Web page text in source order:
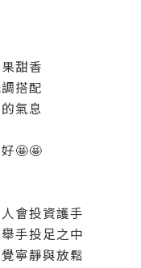
甜香
搭配
氣息
🤩🤩
會投資護手
手投足之中
寧靜與放鬆